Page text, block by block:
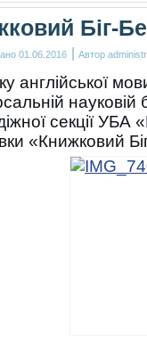
Біг-
01.06.2016 | Автор
англійської
науковій
секції УБА
«Книжковий